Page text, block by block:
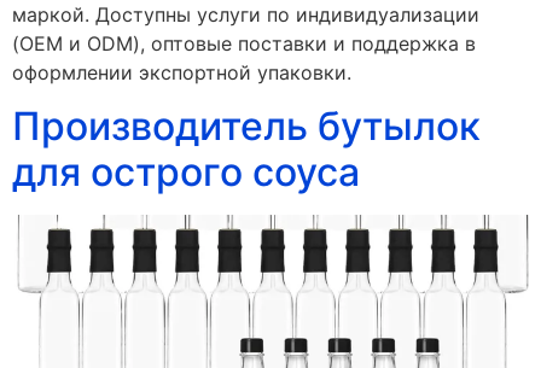
маркой. Доступны услуги по индивидуализации
(OEM и ODM), оптовые поставки и поддержка в
оформлении экспортной упаковки.
Производитель бутылок
для острого соуса